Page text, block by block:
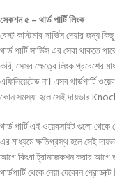
সেকশন ৫ – থার্ড পার্টি লিংক
বেস্ট কাস্টমার সার্ভিস দেয়ার জন্য
থার্ড পার্টি সার্ভিস এর সেবা থাকতে
করি, সেসব ক্ষেত্রে লিংক প্রবেশের
এফিলিয়েটেড না। এসব থার্ডপার্টি
কোন সমস্যা হলে সেই দায়ভার
থার্ড পার্টি এই ওয়েবসাইট গুলো থেকে
এর মাধ্যমে ক্ষতিগ্রস্থ হলে সেই
আগে কিংবা ট্রানজেকশন করার আগে
থার্ডপার্টি থেকে নেয়া যেকোন